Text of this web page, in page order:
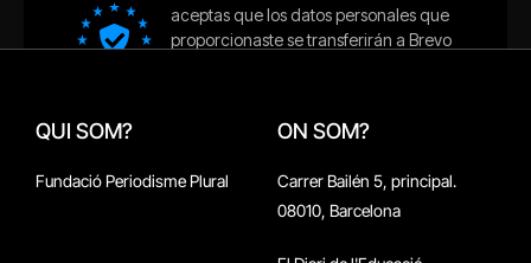
QUI SOM?
Fundació Periodisme Plural
ON SOM?
Carrer Bailén 5, principal.
08010, Barcelona